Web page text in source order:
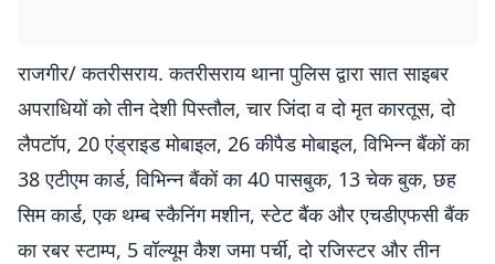
राजगीर/ कतरीसराय. कतरीसराय थाना पुलिस द्वारा सात साइबर
अपराधियों को तीन देशी पिस्तौल, चार जिंदा व दो मृत कारतूस, दो
लैपटॉप, 20 एंड्राइड मोबाइल, 26 कीपैड मोबाइल, विभिन्न बैंकों का
38 एटीएम कार्ड, विभिन्न बैंकों का 40 पासबुक, 13 चेक बुक, छह
सिम कार्ड, एक थम्ब स्कैनिंग मशीन, स्टेट बैंक और एचडीएफसी बैंक
का रबर स्टाम्प, 5 वॉल्यूम कैश जमा पर्ची, दो रजिस्टर और तीन